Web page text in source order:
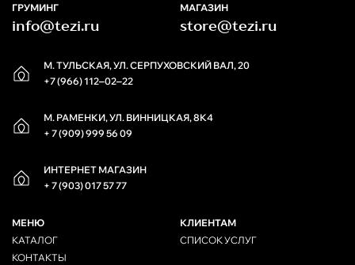
М. ТУЛЬСКАЯ, УЛ. СЕРПУХОВСКИЙ ВАЛ, 20
+7 (966) 112‒02‒22
М. РАМЕНКИ, УЛ. ВИННИЦКАЯ, 8К4
+ 7 (909) 999 56 09
ИНТЕРНЕТ МАГАЗИН
+ 7 (903) 017 57 77
ГРУМИНГ
info@tezi.ru
МАГАЗИН
store@tezi.ru
МЕНЮ
КАТАЛОГ
КОНТАКТЫ
КЛИЕНТАМ
СПИСОК УСЛУГ